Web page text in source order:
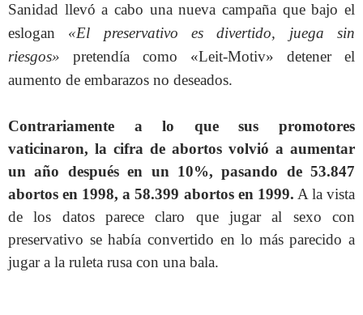
Sanidad llevó a cabo una nueva campaña que bajo el
eslogan «El preservativo es divertido, juega sin
riesgos» pretendía como «Leit-Motiv» detener el
aumento de embarazos no deseados.
Contrariamente a lo que sus promotores
vaticinaron, la cifra de abortos volvió a aumentar
un año después en un 10%, pasando de 53.847
abortos en 1998, a 58.399 abortos en 1999. A la vista
de los datos parece claro que jugar al sexo con
preservativo se había convertido en lo más parecido a
jugar a la ruleta rusa con una bala.